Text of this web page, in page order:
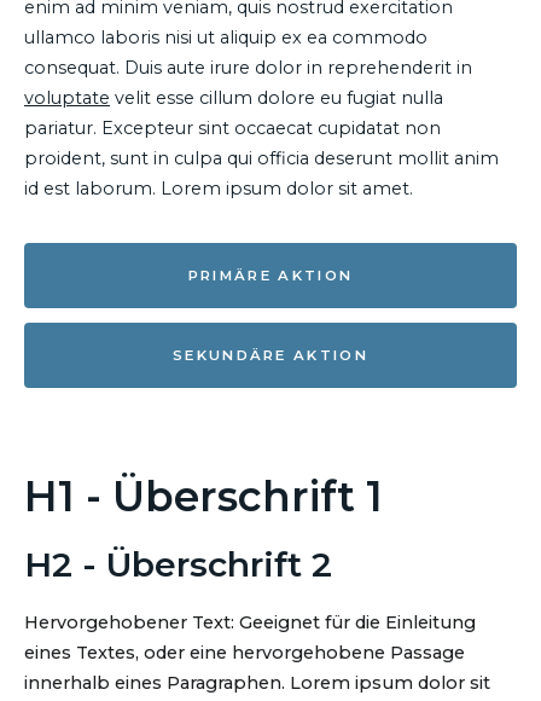
enim ad minim veniam, quis nostrud exercitation
ullamco laboris nisi ut aliquip ex ea commodo
consequat. Duis aute irure dolor in reprehenderit in
voluptate velit esse cillum dolore eu fugiat nulla
pariatur. Excepteur sint occaecat cupidatat non
proident, sunt in culpa qui officia deserunt mollit anim
id est laborum. Lorem ipsum dolor sit amet.
PRIMÄRE AKTION
SEKUNDÄRE AKTION
H1 - Überschrift 1
H2 - Überschrift 2
Hervorgehobener Text: Geeignet für die Einleitung
eines Textes, oder eine hervorgehobene Passage
innerhalb eines Paragraphen. Lorem ipsum dolor sit